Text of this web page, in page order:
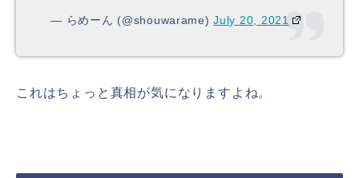
— らめーん (@shouwarame)July 20, 2021
これはちょっと真相が気になりますよね。